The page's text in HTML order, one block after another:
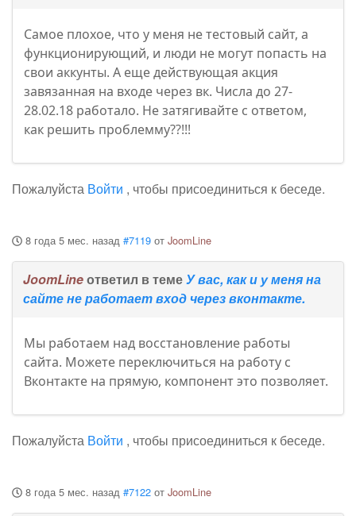
Самое плохое, что у меня не тестовый сайт, а
функционирующий, и люди не могут попасть на
свои аккунты. А еще действующая акция
завязанная на входе через вк. Числа до 27-
28.02.18 работало. Не затягивайте с ответом,
как решить проблемму??!!!
Пожалуйста Войти , чтобы присоединиться к беседе.
8 года 5 мес. назад #7119 от JoomLine
JoomLineответил в темеУ вас, как и у меня на
сайте не работает вход через вконтакте.
Мы работаем над восстановление работы
сайта. Можете переключиться на работу с
Вконтакте на прямую, компонент это позволяет.
Пожалуйста Войти , чтобы присоединиться к беседе.
8 года 5 мес. назад #7122 от JoomLine